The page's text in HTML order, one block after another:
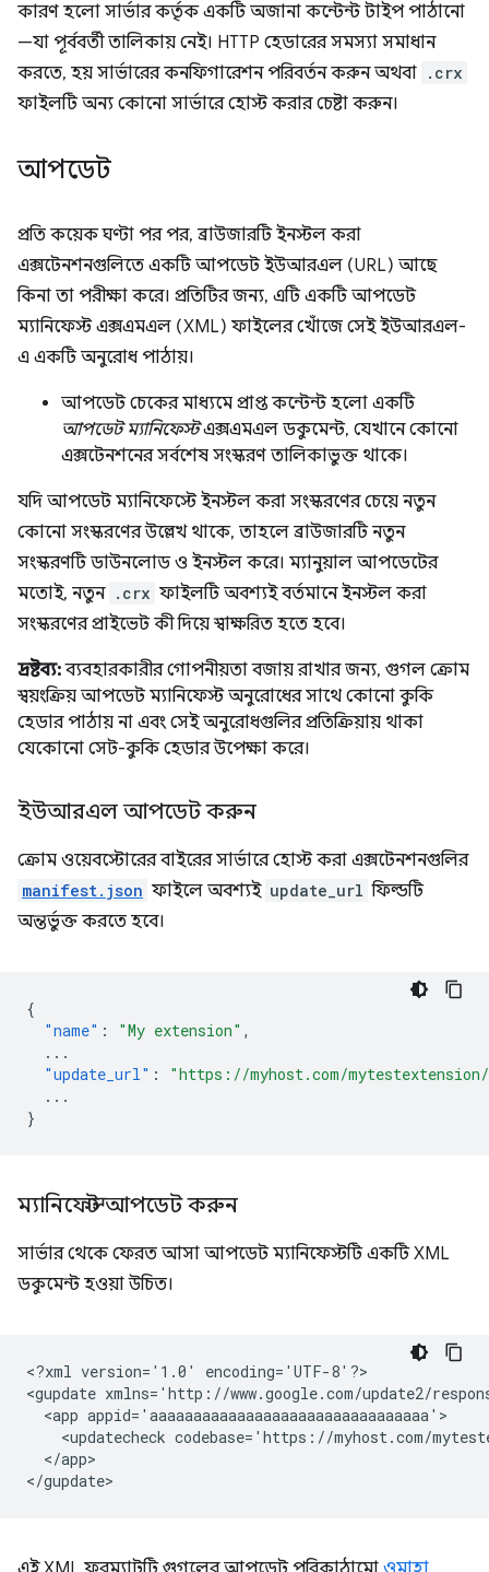
কারণ হলো সার্ভার কর্তৃক একটি অজানা কন্টেন্ট টাইপ পাঠানো
—যা পূর্ববর্তী তালিকায় নেই। HTTP হেডারের সমস্যা সমাধান
করতে, হয় সার্ভারের কনফিগারেশন পরিবর্তন করুন অথবা .crx
ফাইলটি অন্য কোনো সার্ভারে হোস্ট করার চেষ্টা করুন।
আপডেট
প্রতি কয়েক ঘণ্টা পর পর, ব্রাউজারটি ইনস্টল করা
এক্সটেনশনগুলিতে একটি আপডেট ইউআরএল (URL) আছে
কিনা তা পরীক্ষা করে। প্রতিটির জন্য, এটি একটি আপডেট
ম্যানিফেস্ট এক্সএমএল (XML) ফাইলের খোঁজে সেই ইউআরএল-
এ একটি অনুরোধ পাঠায়।
আপডেট চেকের মাধ্যমে প্রাপ্ত কন্টেন্ট হলো একটি
আপডেট ম্যানিফেস্টএক্সএমএল ডকুমেন্ট, যেখানে কোনো
এক্সটেনশনের সর্বশেষ সংস্করণ তালিকাভুক্ত থাকে।
যদি আপডেট ম্যানিফেস্টে ইনস্টল করা সংস্করণের চেয়ে নতুন
কোনো সংস্করণের উল্লেখ থাকে, তাহলে ব্রাউজারটি নতুন
সংস্করণটি ডাউনলোড ও ইনস্টল করে। ম্যানুয়াল আপডেটের
মতোই, নতুন .crx ফাইলটি অবশ্যই বর্তমানে ইনস্টল করা
সংস্করণের প্রাইভেট কী দিয়ে স্বাক্ষরিত হতে হবে।
দ্রষ্টব্য:ব্যবহারকারীর গোপনীয়তা বজায় রাখার জন্য, গুগল ক্রোম
স্বয়ংক্রিয় আপডেট ম্যানিফেস্ট অনুরোধের সাথে কোনো কুকি
হেডার পাঠায় না এবং সেই অনুরোধগুলির প্রতিক্রিয়ায় থাকা
যেকোনো সেট-কুকি হেডার উপেক্ষা করে।
ইউআরএল আপডেট করুন
ক্রোম ওয়েবস্টোরের বাইরের সার্ভারে হোস্ট করা এক্সটেনশনগুলির
manifest.json ফাইলে অবশ্যই update_url ফিল্ডটি
অন্তর্ভুক্ত করতে হবে।
{
"name" : "My extension" ,
...
"update_url" :
"https://myhost.com/
...
}
ম্যানিফেস্ট আপডেট করুন
সার্ভার থেকে ফেরত আসা আপডেট ম্যানিফেস্টটি একটি XML
ডকুমেন্ট হওয়া উচিত।
<?xml version='1.0'
encoding='UTF-8'?>
<gupdate xmlns='http://www.google.com/update2/
<app
<updatecheck codebase='https://myhost.com/
</app>